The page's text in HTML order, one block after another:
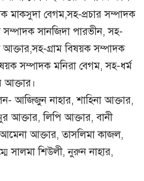
মাকসুদা বেগম,সহ-প্রচার সম্পাদক
সানজিদা পারভীন, সহ-
আক্তার,সহ-গ্রাম বিষয়ক সম্পাদক
সম্পাদক মনিরা বেগম, সহ-ধর্ম
আক্তার।
আজিজুন নাহার, শাহিনা আক্তার,
আক্তার, লিপি আক্তার, বানী
আক্তার, তাসলিমা কাজল,
সালমা শিউলী, নুরুন নাহার,